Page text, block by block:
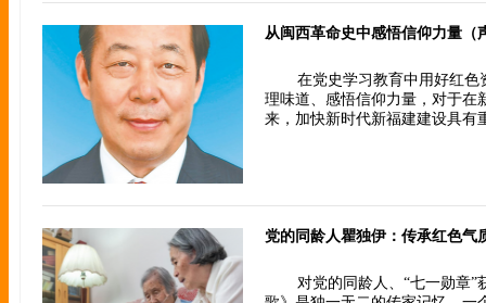
从闽西革命史中感悟信仰力量（
在党史学习教育中用好红
理味道、感悟信仰力量，对于在
来，加快新时代新福建建设具有
党的同龄人瞿独伊：传承红色气
对党的同龄人、“七一勋章”